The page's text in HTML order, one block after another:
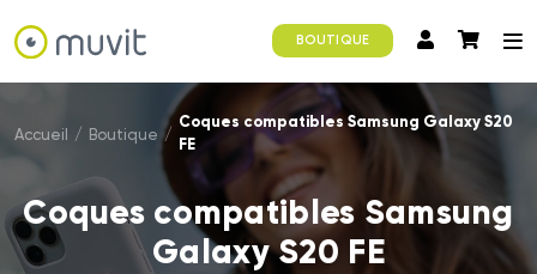
BOUTIQUE
Accueil / Boutique /
Coques compatibles Samsung Galaxy S20
FE
Coques compatibles Samsung
Galaxy S20 FE